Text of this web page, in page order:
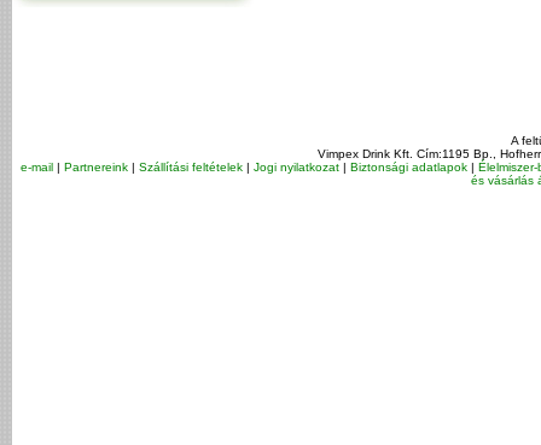
A
Vimpex Drink Kft. Cím:1195 Bp.,
e-mail| Partnereink| Szállítási feltételek| Jogi nyilatkozat| Biztonsági adatlapok|
és vásárlás